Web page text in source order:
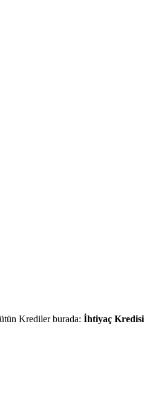
Krediler burada: İhtiyaç Kredisi